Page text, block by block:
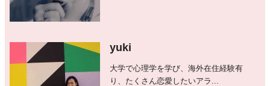
yuki
大学で心理学を学び、海外在住経験有
り、たくさん恋愛したいアラ...